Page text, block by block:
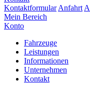
Kontaktformular Anfahrt
Mein Bereich
Konto
Fahrzeuge
Leistungen
Informationen
Unternehmen
Kontakt